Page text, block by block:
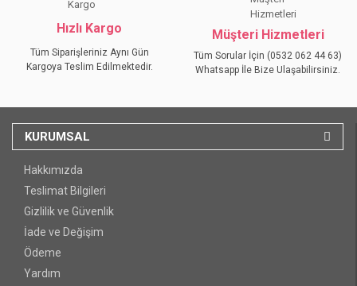
Hızlı Kargo
Tüm Siparişleriniz Aynı Gün
Kargoya Teslim Edilmektedir.
Müşteri Hizmetleri
Tüm Sorular İçin (0532 062 44 63)
Whatsapp İle Bize Ulaşabilirsiniz.
KURUMSAL
Hakkımızda
Teslimat Bilgileri
Gizlilik ve Güvenlik
İade ve Değişim
Ödeme
Yardım